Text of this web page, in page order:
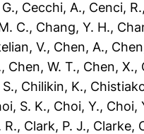
, Cecchi, A., Cenci, R.,
C., Chang, Y. H.,
V., Chen, A.,
, Chen, W. T., Chen, X.,
, Chilikin, K.,
S. K., Choi, Y., Choi,
R., Clark, P. J., Clarke,